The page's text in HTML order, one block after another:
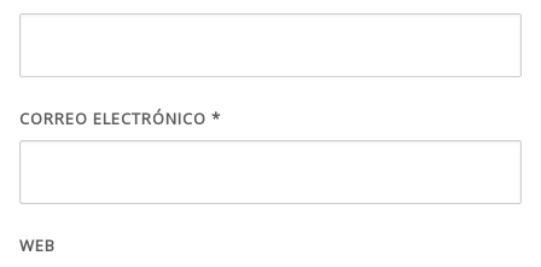
CORREO ELECTRÓNICO *
WEB